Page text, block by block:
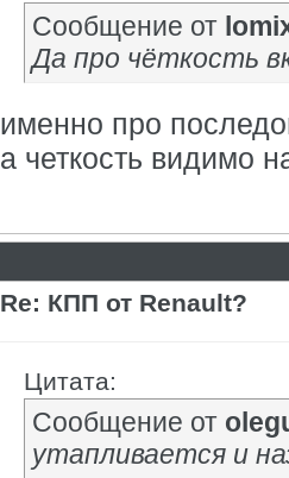
Сообщение от
Да про чёткость
именно про
а четкость видимо
Re: КПП от Renault?
Цитата:
Сообщение от
утапливается и